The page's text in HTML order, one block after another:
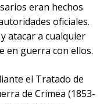
eran hechos
oficiales.
atacar a cualquier
en guerra con ellos.
el Tratado de
de Crimea (1853-